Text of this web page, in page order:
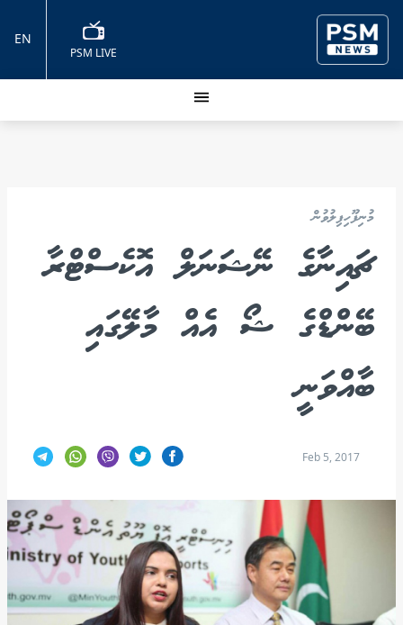
PSM LIVE
EN
މުނިފޫހިފިލުވުން
ޗައިނާގެ ނޭޝަނަލް އޮކެސްޓްރާ
ބޭންޑްގެ ޝޯ އެއް މާލޭގައި
ބާއްވަނީ
Feb 5, 2017